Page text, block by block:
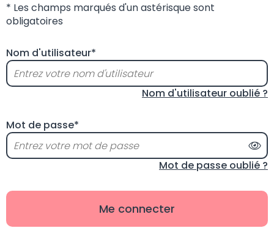
* Les champs marqués d'un astérisque sont
obligatoires
Nom d'utilisateur*
Nom d'utilisateur oublié ?
Mot de passe*
Mot de passe oublié ?
Me connecter